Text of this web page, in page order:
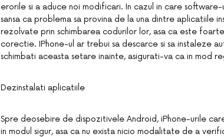
erorile si a aduce noi modificari. In cazul in care
sansa ca problema sa provina de la una dintre aplicatiile
rezolvate prin schimbarea codurilor lor, asa ca este
corectie. IPhone-ul ar trebui sa descarce si sa instaleze
schimbati aceasta setare inainte, asigurati-va ca in mod
Dezinstalati aplicatiile
Spre deosebire de dispozitivele Android, iPhone-urile
in modul sigur, asa ca nu exista nicio modalitate de a